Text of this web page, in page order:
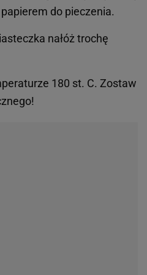
do pieczenia.
nałóż trochę
180 st. C. Zostaw